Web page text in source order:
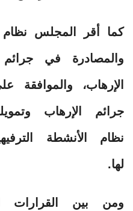
كما أقر المجلس نظام
والمصادرة في
الإرهاب، والموافقة
جرائم الإرهاب
نظام الأنشطة
لها.
ومن بين القرارات